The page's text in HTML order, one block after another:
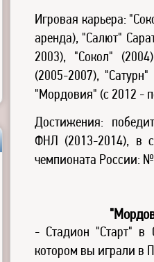
Игровая карьера:
аренда), "Салют"
2003), "Сокол"
(2005-2007),
"Мордовия" (с 2012 -
Достижения:
ФНЛ (2013-2014), в
чемпионата России:
- Стадион "Старт" в
котором вы играли в